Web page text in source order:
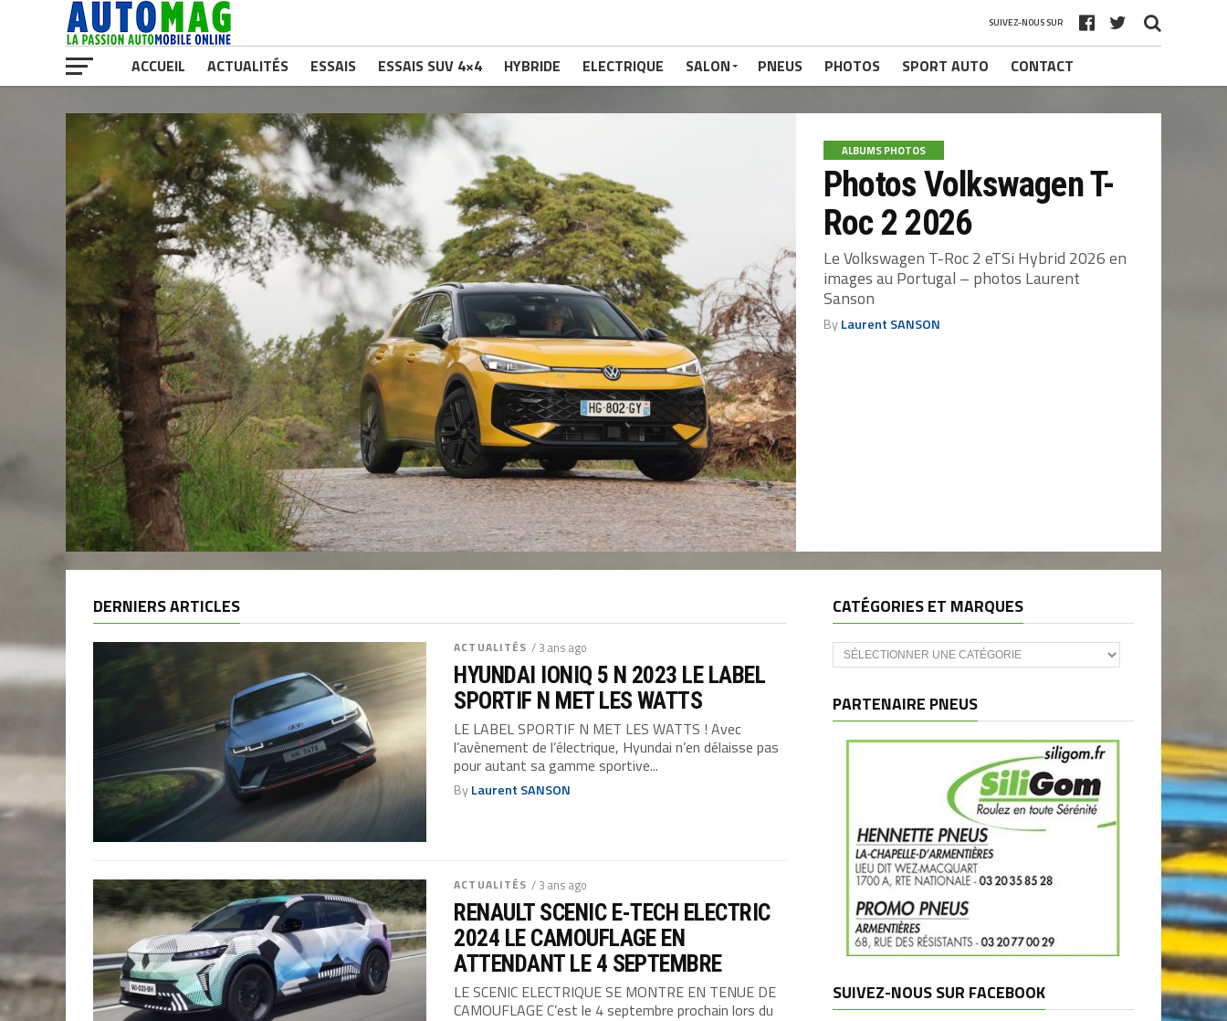
SUIVEZ-NOUS SUR
ACCUEIL ACTUALITÉS ESSAIS ESSAIS SUV 4×4 HYBRIDE ELECTRIQUE SALON PNEUS PHOTOS SPORT AUTO CONTACT
ALBUMS PHOTOS
Photos Volkswagen T-
Roc 2 2026
Le Volkswagen T-Roc 2 eTSi Hybrid 2026 en
images au Portugal – photos Laurent
Sanson
ByLaurent SANSON
DERNIERS ARTICLES
ACTUALITÉS / 3 ans ago
HYUNDAI IONIQ 5 N 2023 LE LABEL
SPORTIF N MET LES WATTS
LE LABEL SPORTIF N MET LES WATTS ! Avec
l’avènement de l’électrique, Hyundai n’en délaisse pas
pour autant sa gamme sportive...
ByLaurent SANSON
ACTUALITÉS / 3 ans ago
RENAULT SCENIC E-TECH ELECTRIC
2024 LE CAMOUFLAGE EN
ATTENDANT LE 4 SEPTEMBRE
LE SCENIC ELECTRIQUE SE MONTRE EN TENUE DE
CAMOUFLAGE C’est le 4 septembre prochain lors du
CATÉGORIES ET MARQUES
Catégories
et
PARTENAIRE PNEUS
SUIVEZ-NOUS SUR FACEBOOK